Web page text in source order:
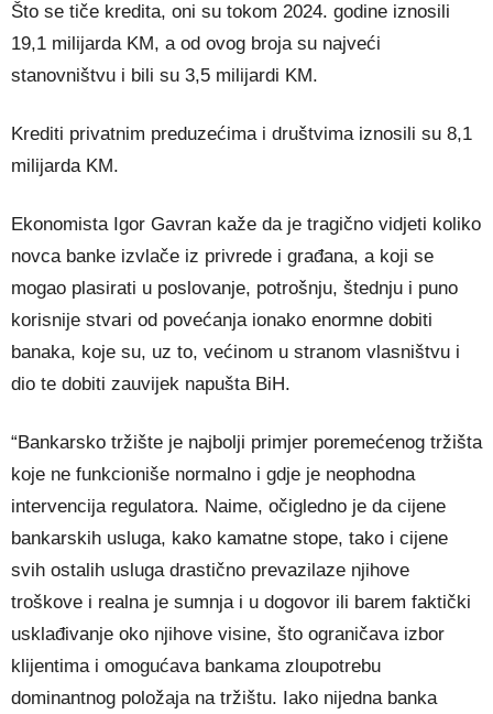
Što se tiče kredita, oni su tokom 2024. godine iznosili
19,1 milijarda KM, a od ovog broja su najveći
stanovništvu i bili su 3,5 milijardi KM.
Krediti privatnim preduzećima i društvima iznosili su 8,1
milijarda KM.
Ekonomista Igor Gavran kaže da je tragično vidjeti koliko
novca banke izvlače iz privrede i građana, a koji se
mogao plasirati u poslovanje, potrošnju, štednju i puno
korisnije stvari od povećanja ionako enormne dobiti
banaka, koje su, uz to, većinom u stranom vlasništvu i
dio te dobiti zauvijek napušta BiH.
“Bankarsko tržište je najbolji primjer poremećenog tržišta
koje ne funkcioniše normalno i gdje je neophodna
intervencija regulatora. Naime, očigledno je da cijene
bankarskih usluga, kako kamatne stope, tako i cijene
svih ostalih usluga drastično prevazilaze njihove
troškove i realna je sumnja i u dogovor ili barem faktički
usklađivanje oko njihove visine, što ograničava izbor
klijentima i omogućava bankama zloupotrebu
dominantnog položaja na tržištu. Iako nijedna banka